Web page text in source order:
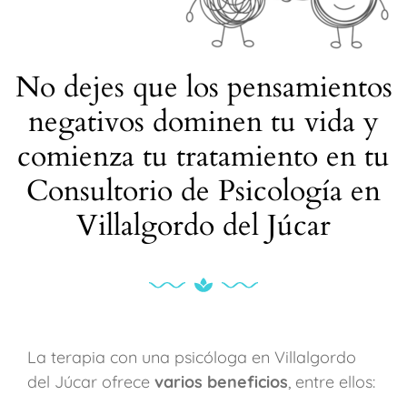
No dejes que los pensamientos
negativos dominen tu vida y
comienza tu tratamiento en tu
Consultorio de Psicología en
Villalgordo del Júcar
La terapia con una psicóloga en Villalgordo
del Júcar ofrece varios beneficios, entre ellos: